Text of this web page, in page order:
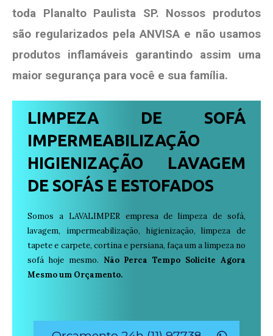
toda Planalto Paulista SP. Nossos produtos
são regularizados pela ANVISA e não usamos
produtos inflamáveis garantindo assim uma
maior segurança para você e sua família.
LIMPEZA DE SOFÁ
IMPERMEABILIZAÇÃO
HIGIENIZAÇÃO LAVAGEM
DE SOFÁS E ESTOFADOS
Somos a LAVALIMPER empresa de limpeza de sofá,
lavagem, impermeabilização, higienização, limpeza de
tapete e carpete, cortina e persiana, faça um a limpeza no
sofá hoje mesmo. Não Perca Tempo Solicite Agora
Mesmo um Orçamento.